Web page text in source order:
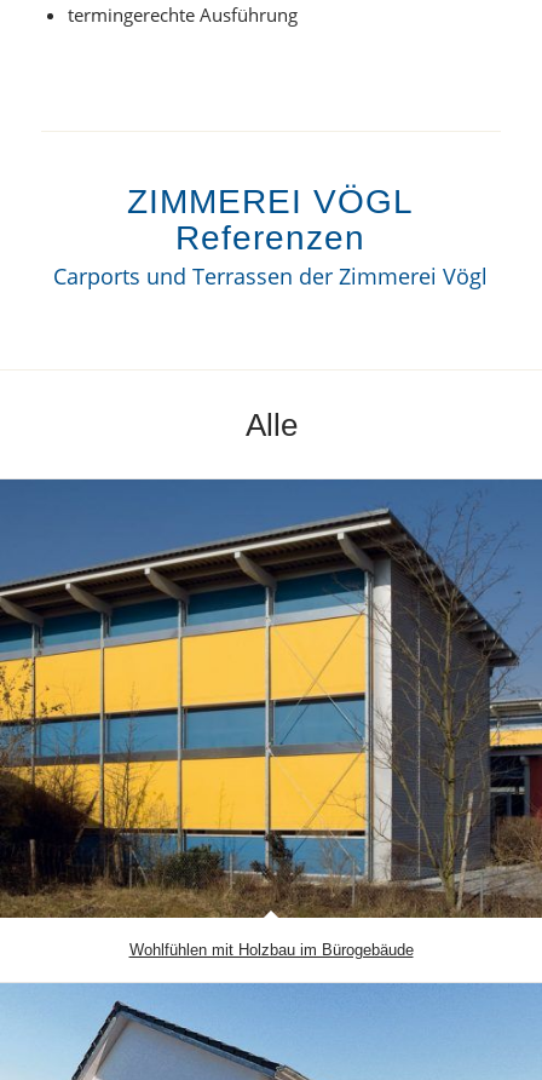
termingerechte Ausführung
ZIMMEREI VÖGL
Referenzen
Carports und Terrassen der Zimmerei Vögl
Alle
Wohlfühlen mit Holzbau im Bürogebäude